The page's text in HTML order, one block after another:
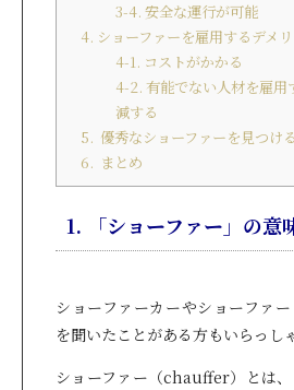
3-4. 安全な運行が可能
4. ショーファーを雇用するデメ
4-1. コストがかかる
4-2. 有能でない人材を雇用
減する
5. 優秀なショーファーを見つけ
6. まとめ
1. 「ショーファー」の意
ショーファーカーやショーファ
を聞いたことがある方もいらっし
ショーファー（chauffer）とは